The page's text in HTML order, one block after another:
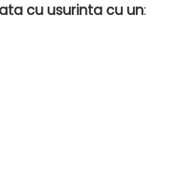
cu usurinta cu un: